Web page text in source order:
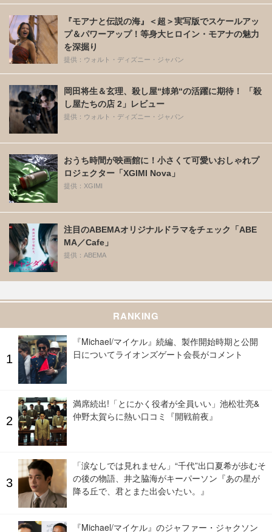
『モアナと伝説の海』＜超＞実写版でスケールアッ
プ＆パワーアップ！等身大ヒロイン・モアナの魅力
を深掘り
提供：ウォルト・ディズニー・ジャパン
岡田将生＆玄理、殺し屋“姉弟“の活躍に期待！ 「殺
し屋たちの店 2」レビュー
提供：ウォルト・ディズニー・ジャパン
おうち時間が映画館に！小さくて可愛いおしゃれプ
ロジェクター「XGIMI Nova」
提供：XGIMI
注目のABEMAオリジナルドラマをチェック「ABE
MA／Cafe」
提供：ABEMA
RANKING
『Michael/マイケル』続編、製作開始時期と公開
日についてライオンズゲート会長がコメント
満席続出!「とにかく役者が全員いい」池松壮亮&
仲野太賀らに熱い口コミ『開戦前夜』
「涙なしでは見れません」“千代”出口夏希が歩むそ
の後の物語、井之脇海がキーパーソン『あの星が
降る丘で、君とまた出会いたい。』
『Michael/マイケル』のジャファー・ジャクソン